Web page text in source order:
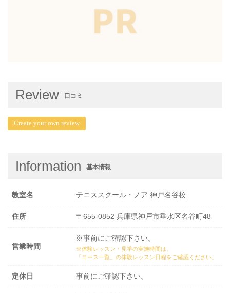
Review 口コミ
Create your own review
Information 基本情報
教室名 テニススクール・ノア 神戸名谷校
住所 〒655-0852 兵庫県神戸市垂水区名谷町48
営業時間
※事前にご確認下さい。
※体験レッスン・見学の実施時間は、
「コース一覧」の体験レッスン日程をご確認ください。
定休日 事前にご確認下さい。